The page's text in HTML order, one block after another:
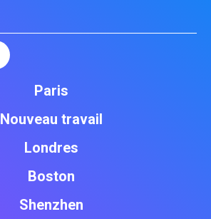
Paris
Nouveau travail
Londres
Boston
Shenzhen